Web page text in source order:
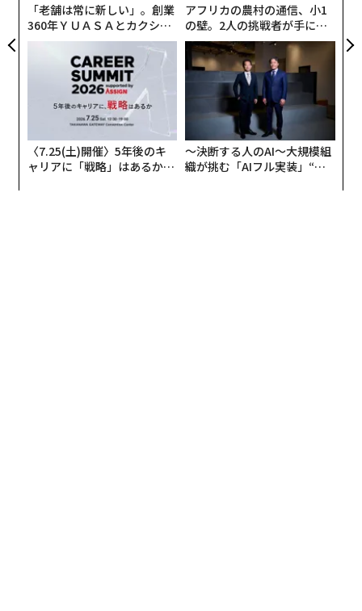
「老舗は常に新しい」。創業
360年ＹＵＡＳＡとカクシン
CEO田尻望が語る、AIを超え
る人の価値
アフリカの農村の通信、小1
の壁。2人の挑戦者が手にし
た「次なる武器」
〈7.25(土)開催〉5年後のキ
ャリアに「戦略」はあるか。
〜決断する人のAI〜大規模組
織が挑む「AIフル実装」“使